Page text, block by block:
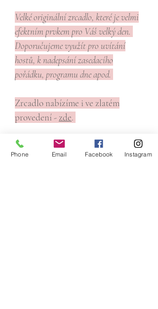
Velké originální zrcadlo, které je velmi
efektním prvkem pro Váš velký den.
Doporučujeme využít pro uvítání
hostů, k nadepsání zasedacího
pořádku, programu dne apod.
Zrcadlo nabízíme i ve zlatém
provedení - zde.
Rozměry zrcadla vč. rámu:
- výška 163 cm
Phone Email Facebook Instagram